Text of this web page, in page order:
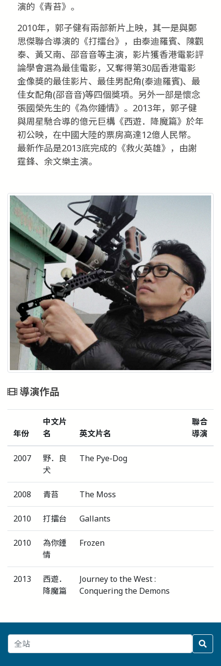
演的《青苔》。
2010年，郭子健有兩部新片上映，其一是與鄭
思傑聯合導演的《打擂台》，由泰迪羅賓、陳觀
泰、黃又南、邵音音等主演，影片獲香港電影評
論學會選為最佳電影，又奪得第30屆香港電影
金像獎的最佳影片、最佳男配角(泰迪羅賓)、最
佳女配角(邵音音)等四個獎項。另外一部是懷念
張國榮先生的《為你鍾情》。2013年，郭子健
與周星馳合導的億元巨構《西遊．降魔篇》於年
初公映，在中國大陸的票房高達12億人民幣。
最新作品是2013底完成的《救火英雄》，由謝
霆鋒、余文樂主演。
導演作品
年份
中文片
名
英文片名
聯合
導演
2007
野．良
犬
The Pye-Dog
2008 青苔 The Moss
2010 打擂台 Gallants
2010
為你鍾
情
Frozen
2013
西遊．
降魔篇
Journey to the West :
Conquering the Demons